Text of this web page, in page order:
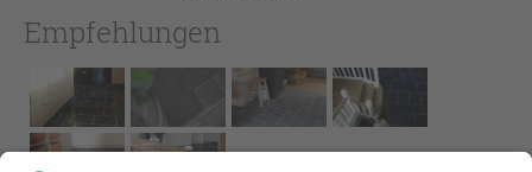
Empfehlungen